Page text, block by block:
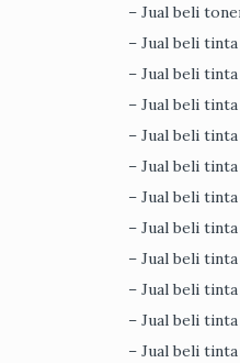
– Jual beli
– Jual beli
– Jual beli
– Jual beli
– Jual beli
– Jual beli
– Jual beli
– Jual beli
– Jual beli
– Jual beli
– Jual beli
– Jual beli